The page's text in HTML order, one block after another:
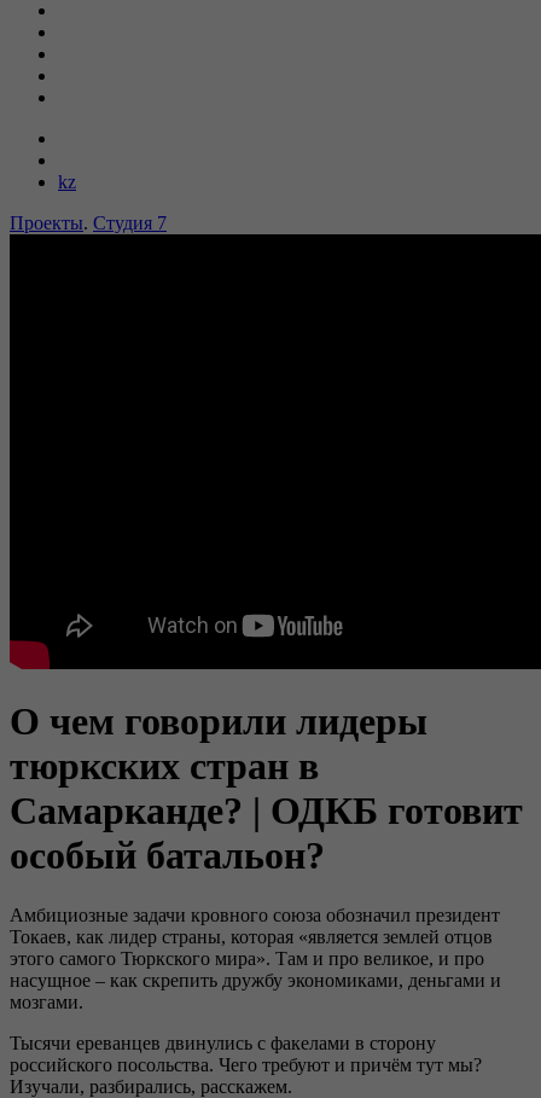
kz
Проекты. Студия 7
О чем говорили лидеры
тюркских стран в
Самарканде? | ОДКБ готовит
особый батальон?
Амбициозные задачи кровного союза обозначил президент
Токаев, как лидер страны, которая «является землей отцов
этого самого Тюркского мира». Там и про великое, и про
насущное – как скрепить дружбу экономиками, деньгами и
мозгами.
Тысячи ереванцев двинулись с факелами в сторону
российского посольства. Чего требуют и причём тут мы?
Изучали, разбирались, расскажем.